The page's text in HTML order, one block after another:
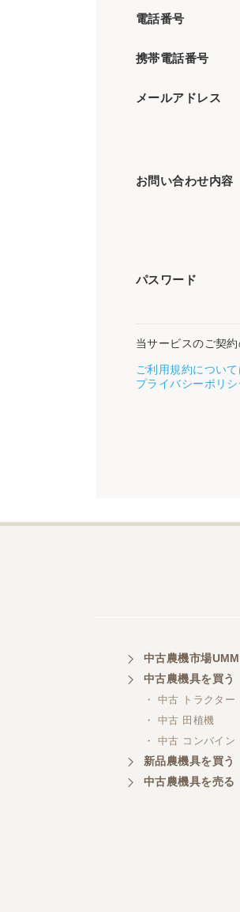
電話番号
携帯電話番号
メールアドレス
お問い合わせ内容
パスワード
当サービスのご契
ご利用規約につい
プライバシーポリ
中古農機市場UMM
中古農機具を買う
・ 中古 トラクター
・ 中古 田植機
・ 中古 コンバイン
新品農機具を買う
中古農機具を売る